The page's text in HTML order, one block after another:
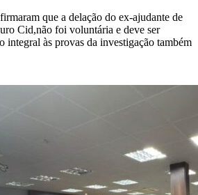
que a delação do ex-ajudante de
Cid,não foi voluntária e deve ser
integral às provas da investigação também